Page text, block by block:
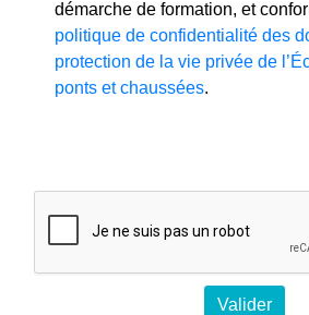
démarche de formation, et
politique de confidentialité des
protection de la vie privée de
ponts et chaussées.
Valider